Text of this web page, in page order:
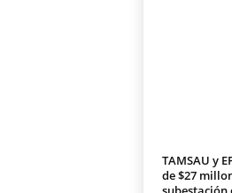
TAMSAU y
de $27